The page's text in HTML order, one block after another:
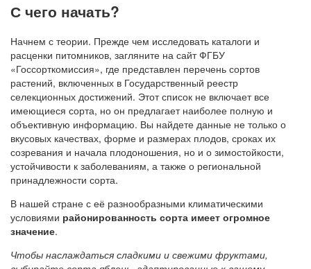
С чего начать?
Начнем с теории. Прежде чем исследовать каталоги и
расценки питомников, загляните на сайт ФГБУ
«Госсорткомиссия», где представлен перечень сортов
растений, включенных в Государственный реестр
селекционных достижений. Этот список не включает все
имеющиеся сорта, но он предлагает наиболее полную и
объективную информацию. Вы найдете данные не только о
вкусовых качествах, форме и размерах плодов, сроках их
созревания и начала плодоношения, но и о зимостойкости,
устойчивости к заболеваниям, а также о региональной
принадлежности сорта.
В нашей стране с её разнообразными климатическими
условиями районированность сорта имеет огромное
значение.
Чтобы наслаждаться сладкими и свежими фруктами,